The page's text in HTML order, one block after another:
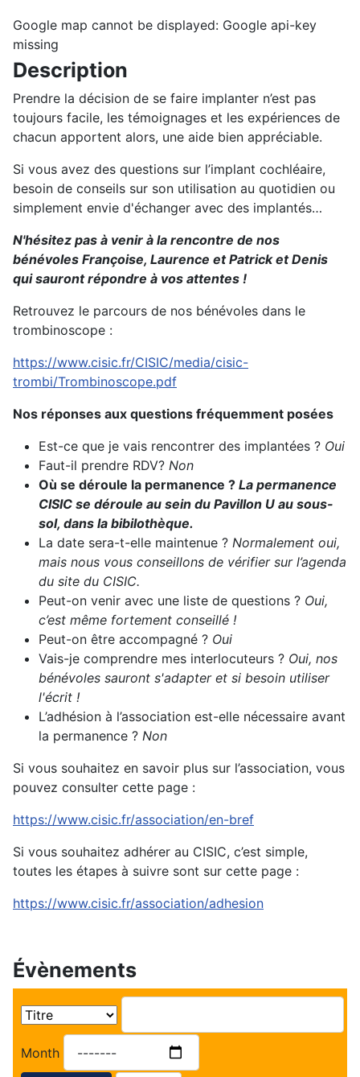
Google map cannot be displayed: Google api-key
missing
Description
Prendre la décision de se faire implanter n’est pas
toujours facile, les témoignages et les expériences de
chacun apportent alors, une aide bien appréciable.
Si vous avez des questions sur l’implant cochléaire,
besoin de conseils sur son utilisation au quotidien ou
simplement envie d'échanger avec des implantés…
N'hésitez pas à venir à la rencontre de nos
bénévoles Françoise, Laurence et Patrick et Denis
qui sauront répondre à vos attentes !
Retrouvez le parcours de nos bénévoles dans le
trombinoscope :
https://www.cisic.fr/CISIC/media/cisic-
trombi/Trombinoscope.pdf
Nos réponses aux questions fréquemment posées
Est-ce que je vais rencontrer des implantées ? Oui
Faut-il prendre RDV? Non
Où se déroule la permanence ? La permanence
CISIC se déroule au sein du Pavillon U au sous-
sol, dans la bibilothèque.
La date sera-t-elle maintenue ? Normalement oui,
mais nous vous conseillons de vérifier sur l’agenda
du site du CISIC.
Peut-on venir avec une liste de questions ? Oui,
c’est même fortement conseillé !
Peut-on être accompagné ? Oui
Vais-je comprendre mes interlocuteurs ? Oui, nos
bénévoles sauront s'adapter et si besoin utiliser
l'écrit !
L’adhésion à l’association est-elle nécessaire avant
la permanence ? Non
Si vous souhaitez en savoir plus sur l’association, vous
pouvez consulter cette page :
https://www.cisic.fr/association/en-bref
Si vous souhaitez adhérer au CISIC, c’est simple,
toutes les étapes à suivre sont sur cette page :
https://www.cisic.fr/association/adhesion
Évènements
Month